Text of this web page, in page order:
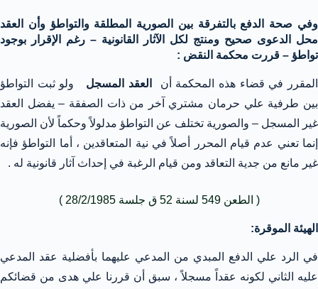
وفي صحة الدفع بالتفرقة بين الصورية المطلقة والتواطؤ وأن العقد
محل الدعوى صحيح ومنتج لكل الآثار القانونية – رغم الإقرار بوجود
تواطؤ – قررت محكمة النقض :
المقرر في قضاء هذه المحكمة أن العقد المسجل ولو ثبت التواطؤ
بين طرفية علي حرمان مشتري آخر من ذات الصفقة – يفضل العقد
غير المسجل – والصورية تختلف عن التواطؤ مدلولاً وحكماً لأن الصورية
إنما تعني عدم قيام المحرر أصلاً في نية المتعاقدين ، أما التواطؤ فإنه
غير مانع من جدية التعاقد ومن قيام الرغبة في إحداث آثار قانونية له .
( الطعن 549 لسنة 52 ق جلسة 28/2/1985 )
الهيئة الموقرة:
في الرد علي الدفع المبدي من المدعي عليهما بأفضلية عقد المدعي
عليه الثاني لكونه عقداً مسجلاً ، سبق أن قررنا علي هدى من قضائكم